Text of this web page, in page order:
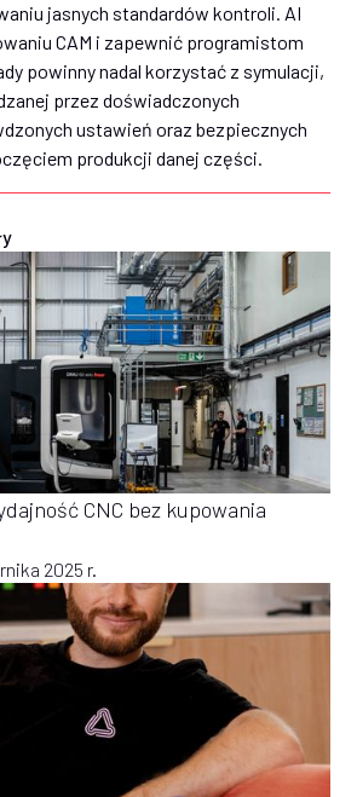
jasnych standardów kontroli. AI
CAM i zapewnić programistom
powinny nadal korzystać z symulacji,
przez doświadczonych
ustawień oraz bezpiecznych
produkcji danej części.
CNC bez kupowania
2025 r.